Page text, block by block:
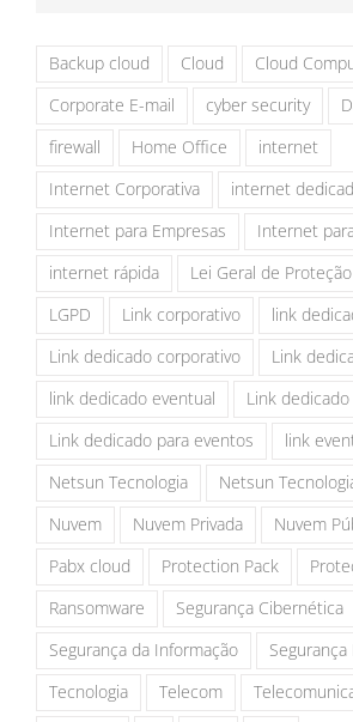
Backup cloud Cloud Cloud
Corporate E-mail
cyber security
firewall
Home Office
internet
Internet Corporativa
internet
Internet para Empresas
Internet
internet rápida
Lei Geral de
LGPD
Link corporativo
link
Link dedicado corporativo
Link
link dedicado eventual
Link
Link dedicado para eventos
link
Netsun Tecnologia
Netsun
Nuvem
Nuvem Privada
Nuvem
Pabx cloud
Protection Pack
Ransomware
Segurança Cibernética
Segurança da Informação
Segurança
Tecnologia
Telecom